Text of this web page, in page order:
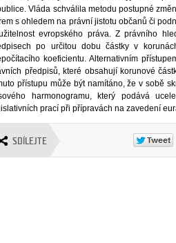
Vláda schválila metodu postupné
s ohledem na právní jistotu občanů či
evropského práva. Z právního
po určitou dobu částky v
koeficientu. Alternativním
předpisů, které obsahují korunové
přístupu může být namítáno, že v sobě
harmonogramu, který podává
prací při přípravách na zavedení
SDÍLEJTE